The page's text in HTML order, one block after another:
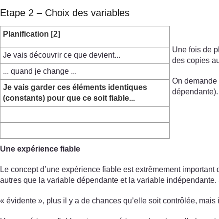
Etape 2 – Choix des variables
Planification [2]
Une fois de
des copies
On
Je vais découvrir ce que devient...
... quand je change ...
Je vais garder ces éléments identiques
(constants) pour que ce soit fiable...
Une expérience fiable
Le concept d’une expérience fiable est extrêmement
autres que la variable dépendante et la variable
« évidente », plus il y a de chances qu’elle soit contrôlée,